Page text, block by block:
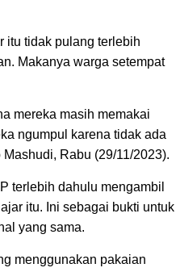
itu tidak pulang terlebih
Makanya warga setempat
mereka masih memakai
ngumpul karena tidak ada
Rabu (29/11/2023).
terlebih dahulu mengambil
itu. Ini sebagai bukti untuk
yang sama.
menggunakan pakaian